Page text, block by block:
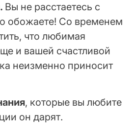
Вы не расстаетесь с
обожаете! Со временем
что любимая
и вашей счастливой
неизменно приносит
, которые вы любите
он дарят.